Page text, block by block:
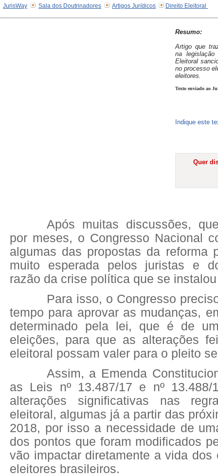
JurisWay Sala dos Doutrinadores Artigos Jurídicos Direito Eleitoral
Resumo:
Artigo que
na legislação
Eleitoral
no processo
eleitores.
Texto enviado ao
Indique este
Quer
Após muitas discussões,
por meses, o Congresso Nacional
algumas das propostas da reforma
muito esperada pelos juristas e
razão da crise política que se
Para isso, o Congresso
tempo para aprovar as mudanças,
determinado pela lei, que é de
eleições, para que as alterações
eleitoral possam valer para o pleito
Assim, a Emenda
as Leis nº 13.487/17 e nº 13.488/
alterações significativas nas
eleitoral, algumas já a partir das
2018, por isso a necessidade de
dos pontos que foram modificados
vão impactar diretamente a vida dos
eleitores brasileiros.